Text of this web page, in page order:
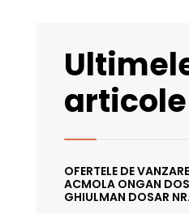
articole
OFERTELE DE
ACMOLA ONGAN
GHIULMAN DOSAR